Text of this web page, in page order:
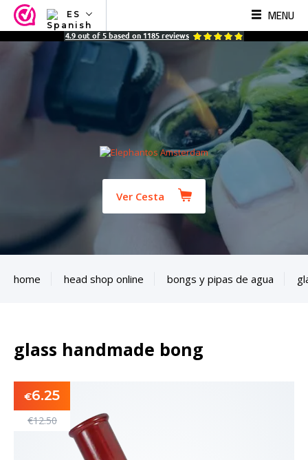
ES
NL
ES
MENU
4.9 out of 5 based on 1185 reviews
Ver Cesta
home head shop online bongs y pipas de agua
glass handmade bong
€6.25
€12.50